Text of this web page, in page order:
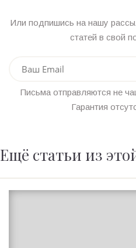
Или подпишись на нашу
статей в свой
Письма отправляются не
Гарантия
Ещё статьи из